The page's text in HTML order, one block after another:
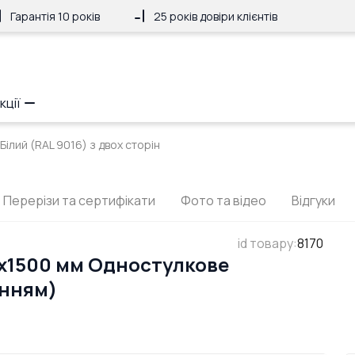
Гарантія 10 років 25 років довіри клієнтів
(RAL 9016) з двох сторін
Перерізи та сертифікати Фото та відео Відгуки
id товару:8170
мм Одностулкове